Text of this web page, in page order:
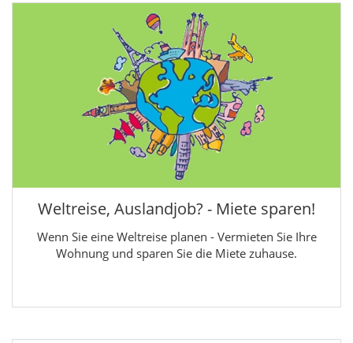
Weltreise, Auslandjob? - Miete sparen!
Wenn Sie eine Weltreise planen - Vermieten Sie Ihre
Wohnung und sparen Sie die Miete zuhause.